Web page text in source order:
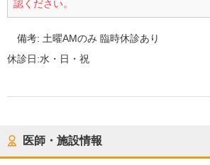
認ください。
備考: 土曜AMのみ 臨時休診あり
休診日:水・日・祝
医師・施設情報